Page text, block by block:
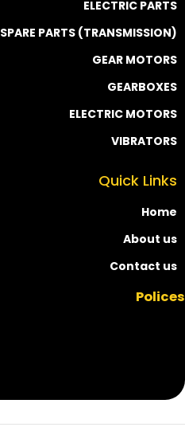
ELECTRIC PARTS
SPARE PARTS (TRANSMISSION)
GEAR MOTORS
GEARBOXES
ELECTRIC MOTORS
VIBRATORS
Quick Links
Home
About us
Contact us
Polices